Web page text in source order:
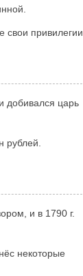
привилегии.
добивался царь
рублей.
и в 1790 г.
некоторые